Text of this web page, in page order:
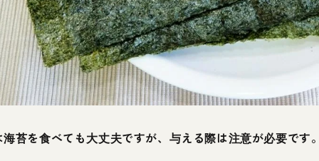
海苔を食べても大丈夫ですが、与える際は注意が必要です